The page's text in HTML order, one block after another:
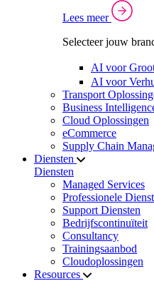
Lees meer
Selecteer jouw
AI voor
AI voor
Transport
Business
Cloud Oplossingen
eCommerce
Supply Chain
Diensten
Diensten
Managed Services
Professionele
Support Diensten
Bedrijfscontinuïteit
Consultancy
Trainingsaanbod
Cloudoplossingen
Resources